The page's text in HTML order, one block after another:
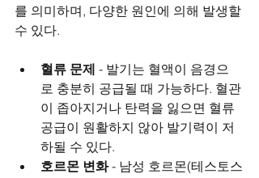
를 의미하며, 다양한 원인에 의해 발생할
수 있다.
혈류 문제 - 발기는 혈액이 음경으
로 충분히 공급될 때 가능하다. 혈관
이 좁아지거나 탄력을 잃으면 혈류
공급이 원활하지 않아 발기력이 저
하될 수 있다.
호르몬 변화 - 남성 호르몬(테스토스